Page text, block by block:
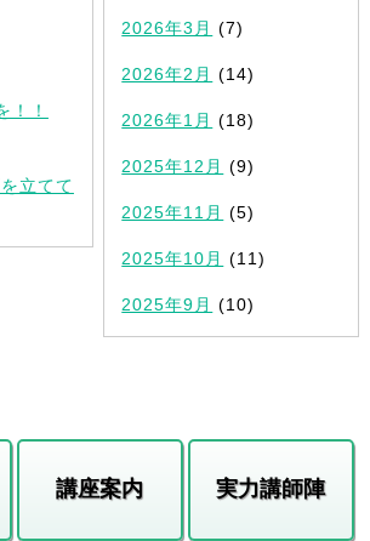
！！
立てて
2026年3月 (7)
2026年2月 (14)
2026年1月 (18)
2025年12月 (9)
2025年11月 (5)
2025年10月 (11)
2025年9月 (10)
講座案内 実力講師陣